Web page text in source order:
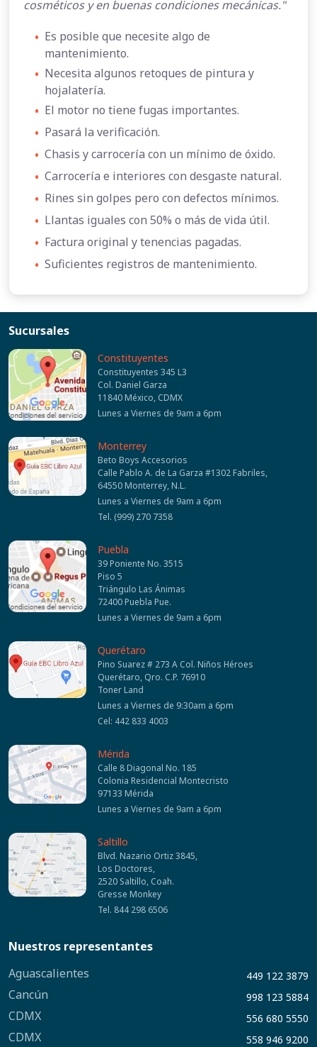
cosméticos y en buenas condiciones mecánicas."
• Es posible que necesite algo de
mantenimiento.
• Necesita algunos retoques de pintura y
hojalatería.
• El motor no tiene fugas importantes.
• Pasará la verificación.
• Chasis y carrocería con un mínimo de óxido.
• Carrocería e interiores con desgaste natural.
• Rines sin golpes pero con defectos mínimos.
• Llantas iguales con 50% o más de vida útil.
• Factura original y tenencias pagadas.
• Suficientes registros de mantenimiento.
Sucursales
Constituyentes
Constituyentes 345 L3
Col. Daniel Garza
11840 México, CDMX
Lunes a Viernes de 9am a 6pm
Monterrey
Beto Boys Accesorios
Calle Pablo A. de La Garza #1302 Fabriles,
64550 Monterrey, N.L.
Lunes a Viernes de 9am a 6pm
Tel. (999) 270 7358
Puebla
39 Poniente No. 3515
Piso 5
Triángulo Las Ánimas
72400 Puebla Pue.
Lunes a Viernes de 9am a 6pm
Querétaro
Pino Suarez # 273 A Col. Niños Héroes
Querétaro, Qro. C.P. 76910
Toner Land
Lunes a Viernes de 9:30am a 6pm
Cel: 442 833 4003
Mérida
Calle 8 Diagonal No. 185
Colonia Residencial Montecristo
97133 Mérida
Lunes a Viernes de 9am a 6pm
Saltillo
Blvd. Nazario Ortiz 3845,
Los Doctores,
2520 Saltillo, Coah.
Gresse Monkey
Tel. 844 298 6506
Nuestros representantes
Aguascalientes
449 122 3879
Cancún 998 123 5884
CDMX 556 680 5550
CDMX 558 946 9200